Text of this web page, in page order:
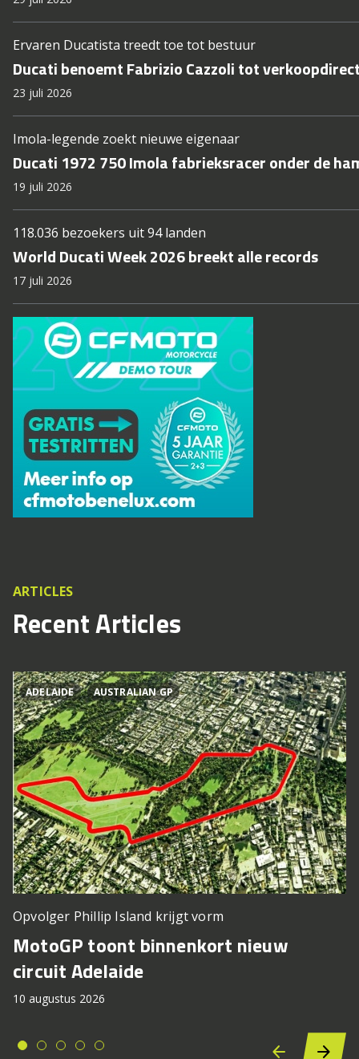
Ervaren Ducatista treedt toe tot bestuur
Ducati benoemt Fabrizio Cazzoli tot
23 juli 2026
Imola-legende zoekt nieuwe eigenaar
Ducati 1972 750 Imola fabrieksracer onder de
19 juli 2026
118.036 bezoekers uit 94 landen
World Ducati Week 2026 breekt alle records
17 juli 2026
ARTICLES
Recent Articles
ADELAIDE AUSTRALIAN GP
Opvolger Phillip Island krijgt vorm
MotoGP toont binnenkort nieuw
circuit Adelaide
10 augustus 2026